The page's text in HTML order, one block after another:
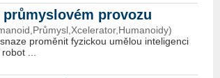
provozu
pro­mě­nit fy­zic­kou umě­lou in­te­li­gen­ci
...